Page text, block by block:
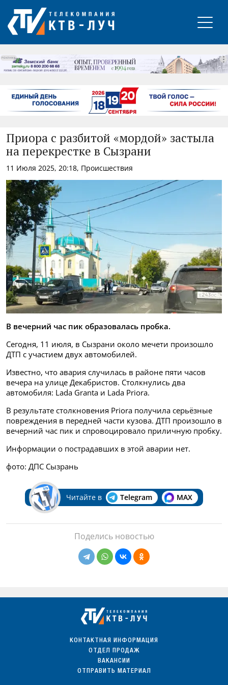
РЕКЛАМА
Приора с разбитой «мордой» застыла
на перекрестке в Сызрани
11 Июля 2025, 20:18, Происшествия
В вечерний час пик образовалась пробка.
Сегодня, 11 июля, в Сызрани около мечети произошло
ДТП с участием двух автомобилей.
Известно, что авария случилась в районе пяти часов
вечера на улице Декабристов. Столкнулись два
автомобиля: Lada Granta и Lada Priora.
В результате столкновения Priora получила серьёзные
повреждения в передней части кузова. ДТП произошло в
вечерний час пик и спровоцировало приличную пробку.
Информации о пострадавших в этой аварии нет.
фото: ДПС Сызрань
Читайте в Telegram MAX
Поделись новостью
КОНТАКТНАЯ ИНФОРМАЦИЯ
ОТДЕЛ ПРОДАЖ
ВАКАНСИИ
ОТПРАВИТЬ МАТЕРИАЛ